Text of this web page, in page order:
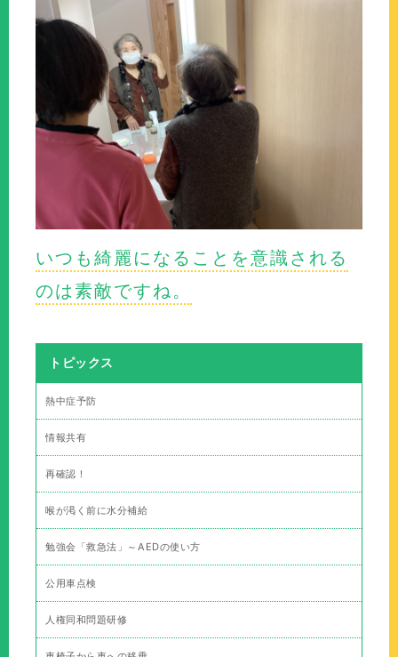
いつも綺麗になることを意識される
のは素敵ですね。
トピックス
熱中症予防
情報共有
再確認！
喉が渇く前に水分補給
勉強会「救急法」～AEDの使い方
公用車点検
人権同和問題研修